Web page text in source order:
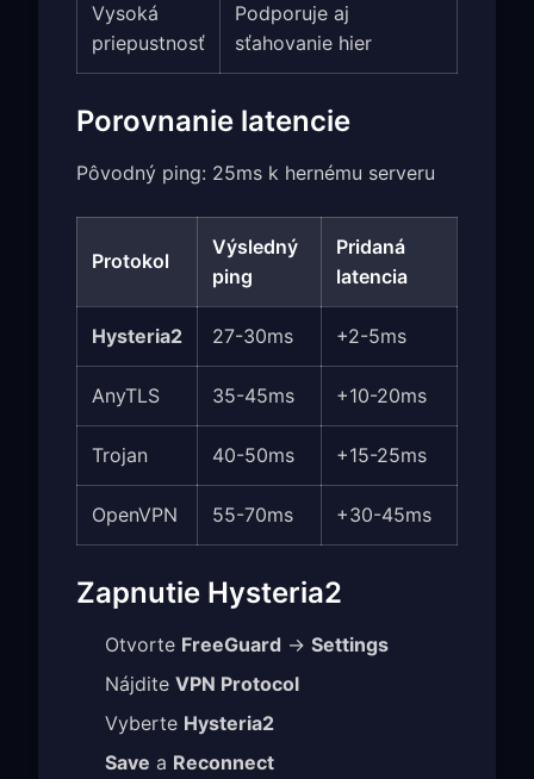
Vysoká
priepustnosť
Podporuje aj
sťahovanie hier
Porovnanie latencie
Pôvodný ping: 25ms k hernému serveru
Protokol
Výsledný
ping
Pridaná
latencia
Hysteria2 27-30ms +2-5ms
AnyTLS 35-45ms +10-20ms
Trojan 40-50ms +15-25ms
OpenVPN 55-70ms +30-45ms
Zapnutie Hysteria2
Otvorte FreeGuard → Settings
Nájdite VPN Protocol
Vyberte Hysteria2
Save a Reconnect